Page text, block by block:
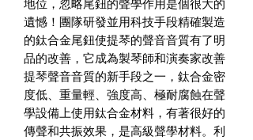
地位，忽略尾鈕的聲學作用是個很大的
遺憾！團隊研發並用科技手段精確製造
的鈦合金尾鈕使提琴的聲音音質有了明
品的改善，它成為製琴師和演奏家改善
提琴聲音音質的新手段之一，鈦合金密
度低、重量輕、強度高、極耐腐蝕在聲
學設備上使用鈦合金材料，有著很好的
傳聲和共振效果，是高級聲學材料。利